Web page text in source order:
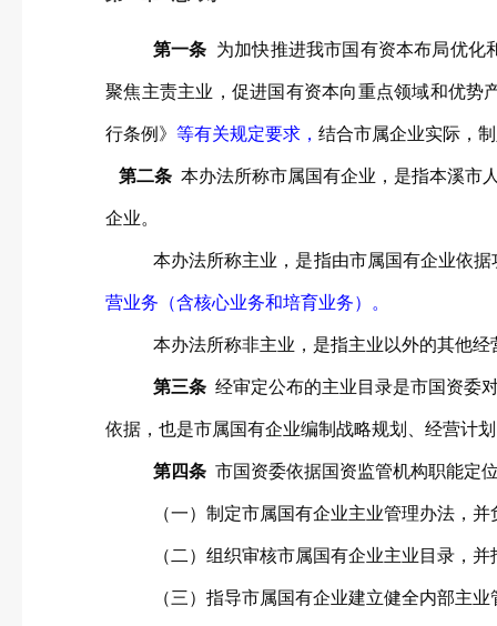
第一条 为加快推进我市国有资本布局优化
聚焦主责主业，促进国有资本向重点领域和优势
行条例》 等有关规定要求， 结合市属企业实际，
第二条 本办法所称市属国有企业，是指本溪市
企业。
本办法所称主业，是指由市属国有企业依
营业务（含核心业务和培育业务）。
本办法所称非主业，是指主业以外的其他经
第三条 经审定公布的主业目录是市国资委
依据，也是市属国有企业编制战略规划、经营计
第四条 市国资委依据国资监管机构职能定
（一）制定市属国有企业主业管理办法，
（二）组织审核市属国有企业主业目录，
（三）指导市属国有企业建立健全内部主